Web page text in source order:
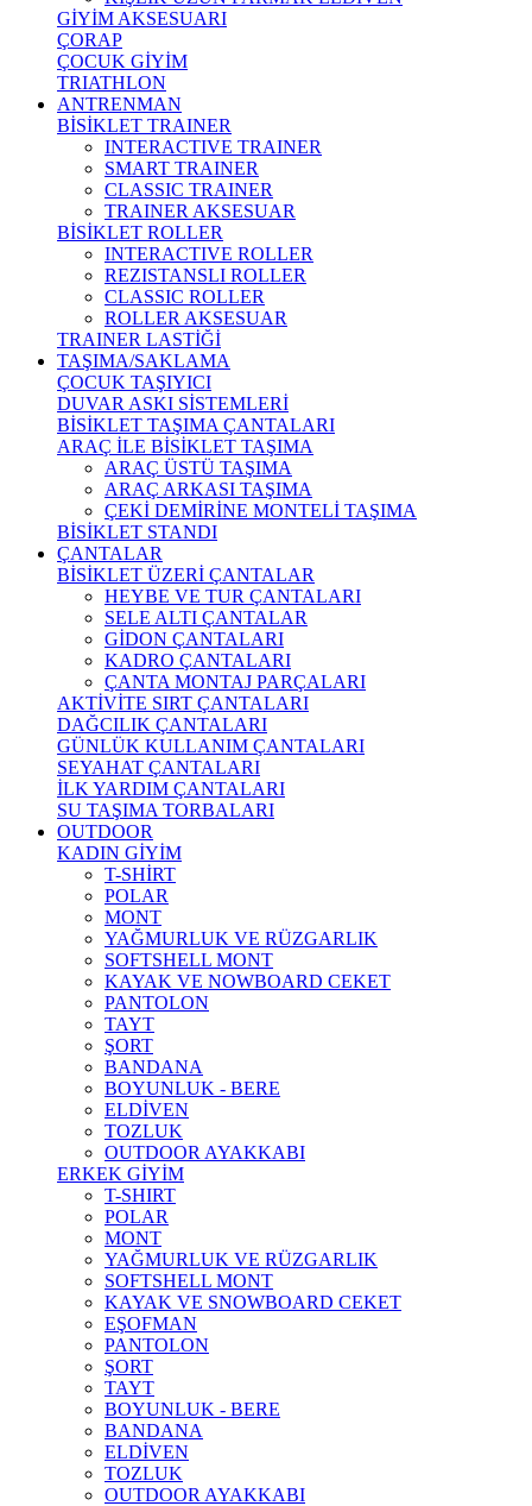
GİYİM AKSESUARI
ÇORAP
ÇOCUK GİYİM
TRIATHLON
ANTRENMAN
BİSİKLET TRAINER
INTERACTIVE TRAINER
SMART TRAINER
CLASSIC TRAINER
TRAINER AKSESUAR
BİSİKLET ROLLER
INTERACTIVE ROLLER
REZISTANSLI ROLLER
CLASSIC ROLLER
ROLLER AKSESUAR
TRAINER LASTİĞİ
TAŞIMA/SAKLAMA
ÇOCUK TAŞIYICI
DUVAR ASKI SİSTEMLERİ
BİSİKLET TAŞIMA ÇANTALARI
ARAÇ İLE BİSİKLET TAŞIMA
ARAÇ ÜSTÜ TAŞIMA
ARAÇ ARKASI TAŞIMA
ÇEKİ DEMİRİNE MONTELİ TAŞIMA
BİSİKLET STANDI
ÇANTALAR
BİSİKLET ÜZERİ ÇANTALAR
HEYBE VE TUR ÇANTALARI
SELE ALTI ÇANTALAR
GİDON ÇANTALARI
KADRO ÇANTALARI
ÇANTA MONTAJ PARÇALARI
AKTİVİTE SIRT ÇANTALARI
DAĞCILIK ÇANTALARI
GÜNLÜK KULLANIM ÇANTALARI
SEYAHAT ÇANTALARI
İLK YARDIM ÇANTALARI
SU TAŞIMA TORBALARI
OUTDOOR
KADIN GİYİM
T-SHİRT
POLAR
MONT
YAĞMURLUK VE RÜZGARLIK
SOFTSHELL MONT
KAYAK VE NOWBOARD CEKET
PANTOLON
TAYT
ŞORT
BANDANA
BOYUNLUK - BERE
ELDİVEN
TOZLUK
OUTDOOR AYAKKABI
ERKEK GİYİM
T-SHIRT
POLAR
MONT
YAĞMURLUK VE RÜZGARLIK
SOFTSHELL MONT
KAYAK VE SNOWBOARD CEKET
EŞOFMAN
PANTOLON
ŞORT
TAYT
BOYUNLUK - BERE
BANDANA
ELDİVEN
TOZLUK
OUTDOOR AYAKKABI